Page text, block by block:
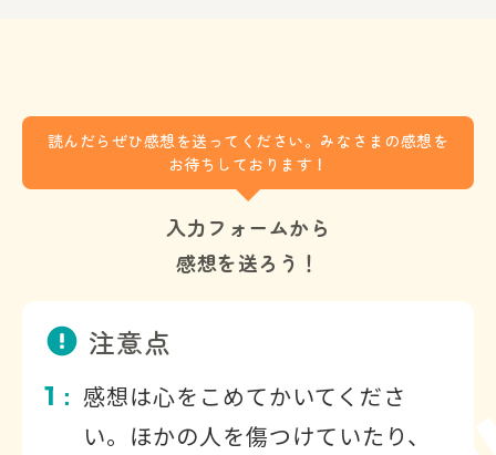
【CHAPTER2 すごすぎるタネのはなし】
タケニグサはアリに運賃を支払っている!?／オ
【CHAPTER4 すごすぎる根っこと茎のはなし】
エンドウの根っこは細菌と共生／サツマイモは
根っこの途中がふくらんでできる
読んだらぜひ感想を送ってください。みなさまの感想を
お待ちしております！
入力フォームから
感想を送ろう！
注意点
1 ： 感想は心をこめてかいてくださ
い。ほかの人を傷つけていたり、